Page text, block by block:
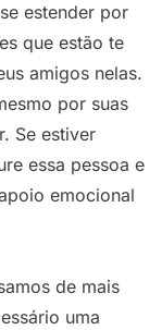
estender por
que estão te
amigos nelas.
por suas
Se estiver
essa pessoa e
emocional
de mais
uma